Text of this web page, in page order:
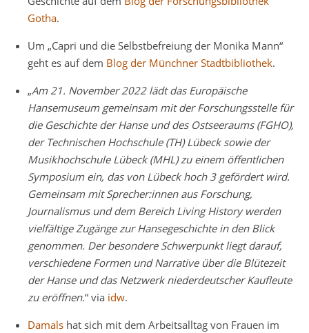
Gotha.
Um „Capri und die Selbstbefreiung der Monika Mann“
geht es auf dem Blog der Münchner Stadtbibliothek.
„Am 21. November 2022 lädt das Europäische
Hansemuseum gemeinsam mit der Forschungsstelle für
die Geschichte der Hanse und des Ostseeraums (FGHO),
der Technischen Hochschule (TH) Lübeck sowie der
Musikhochschule Lübeck (MHL) zu einem öffentlichen
Symposium ein, das von Lübeck hoch 3 gefördert wird.
Gemeinsam mit Sprecher:innen aus Forschung,
Journalismus und dem Bereich Living History werden
vielfältige Zugänge zur Hansegeschichte in den Blick
genommen. Der besondere Schwerpunkt liegt darauf,
verschiedene Formen und Narrative über die Blütezeit
der Hanse und das Netzwerk niederdeutscher Kaufleute
zu eröffnen.“ via idw.
Damals hat sich mit dem Arbeitsalltag von Frauen im